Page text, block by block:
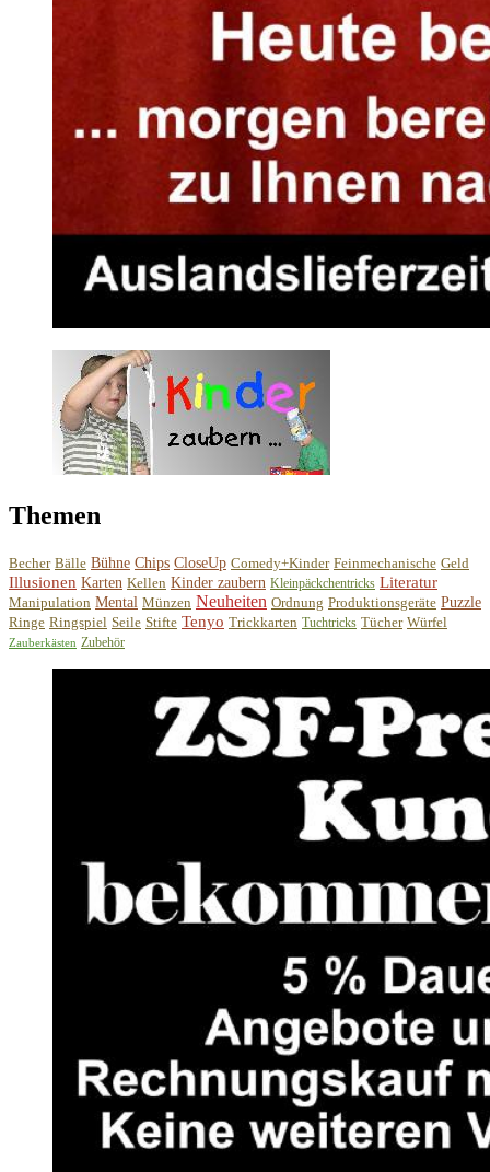
Themen
Becher Bälle Bühne Chips CloseUp Comedy+Kinder Feinmechanische Geld
Illusionen Karten Kellen Kinder zaubern Kleinpäckchentricks Literatur
Manipulation Mental Münzen Neuheiten Ordnung Produktionsgeräte Puzzle
Ringe Ringspiel Seile Stifte Tenyo Trickkarten Tuchtricks Tücher Würfel
Zauberkästen Zubehör